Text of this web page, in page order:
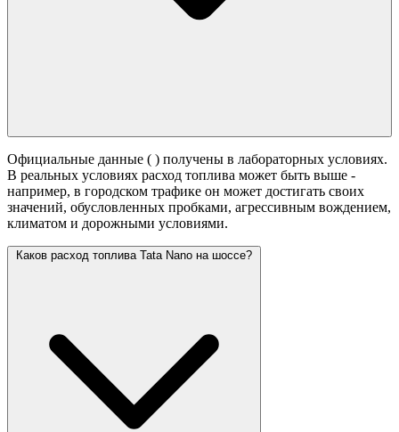
Официальные данные ( ) получены в лабораторных условиях.
В реальных условиях расход топлива может быть выше -
например, в городском трафике он может достигать своих
значений, обусловленных пробками, агрессивным вождением,
климатом и дорожными условиями.
Каков расход топлива Tata Nano на шоссе?